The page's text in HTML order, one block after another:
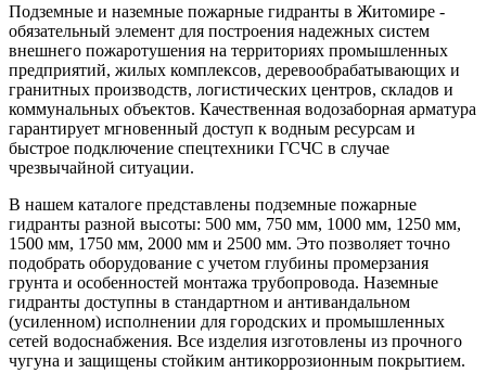
Подземные и наземные пожарные гидранты в Житомире -
обязательный элемент для построения надежных систем
внешнего пожаротушения на территориях промышленных
предприятий, жилых комплексов, деревообрабатывающих и
гранитных производств, логистических центров, складов и
коммунальных объектов. Качественная водозаборная арматура
гарантирует мгновенный доступ к водным ресурсам и
быстрое подключение спецтехники ГСЧС в случае
чрезвычайной ситуации.
В нашем каталоге представлены подземные пожарные
гидранты разной высоты: 500 мм, 750 мм, 1000 мм, 1250 мм,
1500 мм, 1750 мм, 2000 мм и 2500 мм. Это позволяет точно
подобрать оборудование с учетом глубины промерзания
грунта и особенностей монтажа трубопровода. Наземные
гидранты доступны в стандартном и антивандальном
(усиленном) исполнении для городских и промышленных
сетей водоснабжения. Все изделия изготовлены из прочного
чугуна и защищены стойким антикоррозионным покрытием.